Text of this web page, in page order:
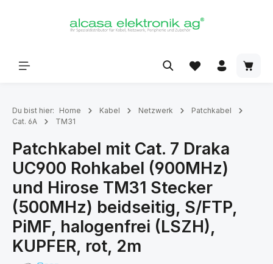
Du bist hier: Home Kabel Netzwerk
Patchkabel
Cat. 6A
TM31
Patchkabel mit Cat. 7 Draka
UC900 Rohkabel (900MHz)
und Hirose TM31 Stecker
(500MHz) beidseitig, S/FTP,
PiMF, halogenfrei (LSZH),
KUPFER, rot, 2m